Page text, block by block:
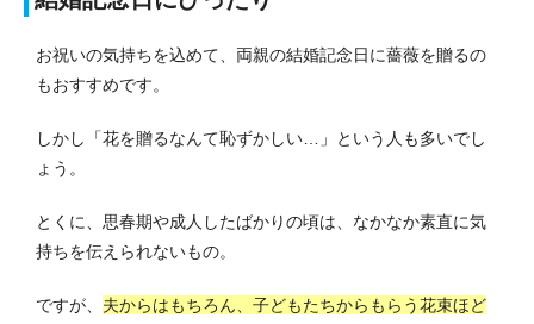
お祝いの気持ちを込めて、両親の結婚記念日に薔薇を贈るの
もおすすめです。
しかし「花を贈るなんて恥ずかしい…」という人も多いでし
ょう。
とくに、思春期や成人したばかりの頃は、なかなか素直に気
持ちを伝えられないもの。
ですが、 夫からはもちろん、子どもたちからもらう花束ほど